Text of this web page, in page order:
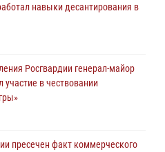
охраны Росгвардии пресекли
на Всероссийском
«Территория смыслов»
навыки десантирования в
Росгвардии генерал-майор
в чествовании
пресечен факт коммерческого